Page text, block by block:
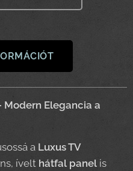
Modern Elegancia a
a Luxus TV
ívelt hátfal panel is